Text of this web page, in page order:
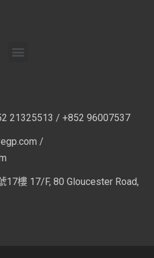
21325513 / +852 96007537
/
17樓 17/F, 80 Gloucester Road,